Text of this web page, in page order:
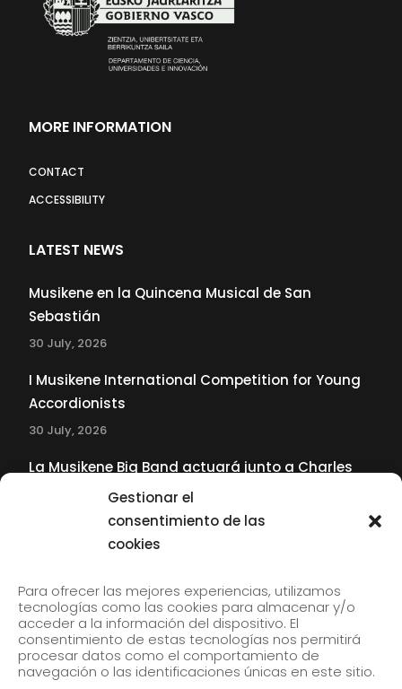
Gestionar el
consentimiento de las
cookies
Para ofrecer las mejores experiencias, utilizamos
tecnologías como las cookies para almacenar y/o
acceder a la información del dispositivo. El
consentimiento de estas tecnologías nos permitirá
procesar datos como el comportamiento de
navegación o las identificaciones únicas en este sitio.
MORE INFORMATION
CONTACT
ACCESSIBILITY
LATEST NEWS
Musikene en la Quincena Musical de San
Sebastián
30 July, 2026
I Musikene International Competition for Young
Accordionists
30 July, 2026
La Musikene Big Band actuará junto a Charles
Tolliver en el 61 Jazzaldia
Subscribe to our newsletter to receive our news by
email.